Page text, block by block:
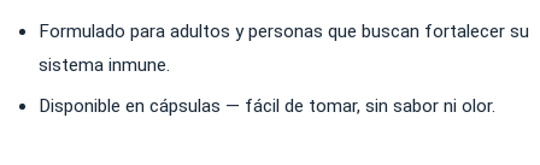
Formulado para adultos y personas que buscan fortalecer su
sistema inmune.
Disponible en cápsulas — fácil de tomar, sin sabor ni olor.